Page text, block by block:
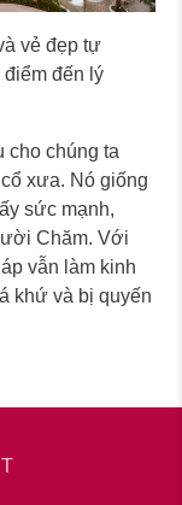
vẻ đẹp tự
đến lý
cho chúng ta
xưa. Nó giống
sức mạnh,
Chăm. Với
vẫn làm kinh
khứ và bị quyến